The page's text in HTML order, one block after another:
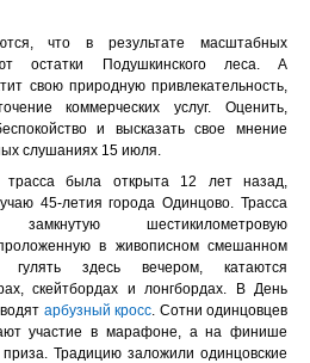
что в результате масштабных
остатки Подушкинского леса. А
свою природную привлекательность,
коммерческих услуг. Оценить,
и высказать свое мнение
слушаниях 15 июля.
была открыта 12 лет назад,
45-летия города Одинцово. Трасса
шестикилометровую
в живописном смешанном
здесь вечером, катаются
скейтбордах и лонгбордах. В День
арбузный кросс . Сотни одинцовцев
участие в марафоне, а на финише
Традицию заложили одинцовские